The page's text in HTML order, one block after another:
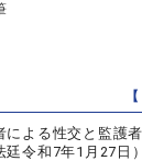
による性交と監護
令和7年1月27日）